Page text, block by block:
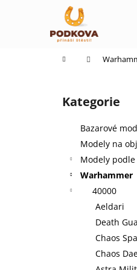
Domů
Přeskočit
kategorie
Kategorie
Bazarové
Modely na
Modely
Warhammer
40000
Aeldari
Death
Chaos
Chaos
Zpět
Zpět